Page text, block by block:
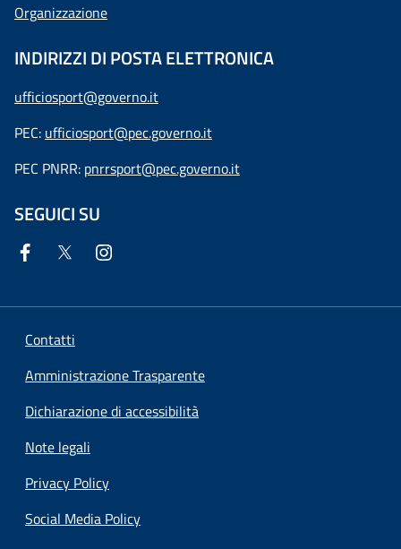
Organizzazione
INDIRIZZI DI POSTA ELETTRONICA
ufficiosport@governo.it
PEC: ufficiosport@pec.governo.it
PEC PNRR: pnrrsport@pec.governo.it
SEGUICI SU
Contatti
Amministrazione Trasparente
Dichiarazione di accessibilità
Note legali
Privacy Policy
Social Media Policy